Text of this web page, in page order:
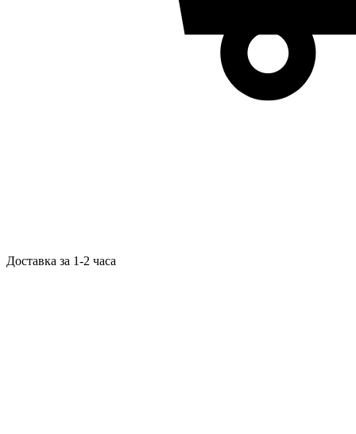
Доставка за 1-2 часа